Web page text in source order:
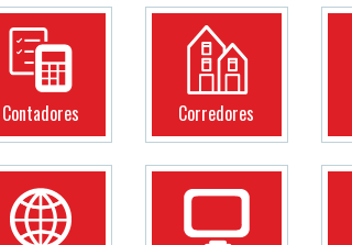
Contadores Corredores